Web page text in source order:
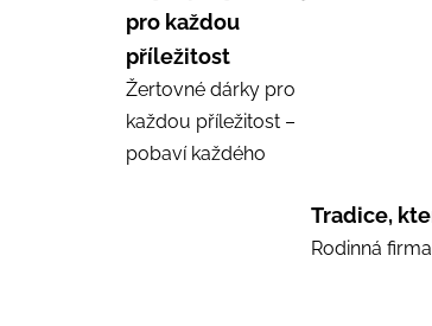
pro každou
příležitost
Žertovné dárky pro
každou příležitost –
pobaví každého
Tradice,
Rodinná